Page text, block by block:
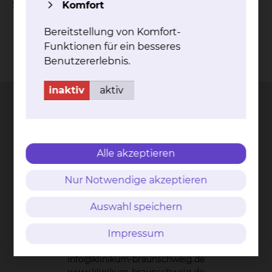
Schwindeldiagnostik dar.
Kontakt Impressum
Städtisches Klinikum
Braunschweig gGmbH
Freisestr. 9/10
Fax: 0531/595-1322
info@klinikum-braunschweig.de
Komfort
Bereitstellung von Komfort-
Funktionen für ein besseres
Benutzererlebnis.
inaktiv aktiv
Alle akzeptieren
Nur Notwendige akzeptieren
Auswahl speichern
Impressum